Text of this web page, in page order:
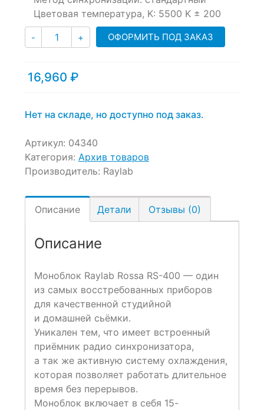
Цветовая температура, K: 5500 K ± 200
- Количество
+ ОФОРМИТЬ ПОД ЗАКАЗ
16,960 ₽
Нет на складе, но доступно под заказ.
Артикул: 04340
Категория: Архив товаров
Производитель: Raylab
Описание Детали Отзывы (0)
Описание
Моноблок Raylab Rossa RS-400 — один
из самых восстребованных приборов
для качественной студийной
и домашней сьёмки.
Уникален тем, что имеет встроенный
приёмник радио синхронизатора,
а так же активную систему охлаждения,
которая позволяет работать длительное
время без перерывов.
Моноблок включает в себя 15-